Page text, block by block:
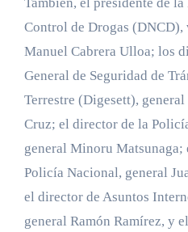
Control de Drogas (DNCD),
Manuel Cabrera Ulloa; los
General de Seguridad de
Terrestre (Digesett),
Cruz; el director de la
general Minoru Matsunaga;
Policía Nacional, general
el director de Asuntos
general Ramón Ramírez, y